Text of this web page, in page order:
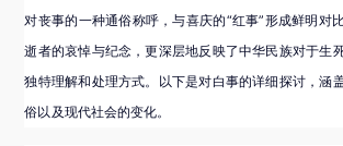
对丧事的一种通俗称呼，与喜庆的“红事”形成鲜明对
逝者的哀悼与纪念，更深层地反映了中华民族对于生
独特理解和处理方式。以下是对白事的详细探讨，涵
俗以及现代社会的变化。